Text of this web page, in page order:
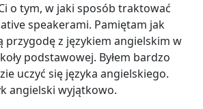
o tym, w jaki sposób traktować
speakerami. Pamiętam jak
przygodę z językiem angielskim w
podstawowej. Byłem bardzo
uczyć się języka angielskiego.
angielski wyjątkowo.